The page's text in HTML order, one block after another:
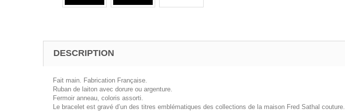
DESCRIPTION
Fait main. Fabrication Française.
Ruban de laiton avec dorure ou argenture.
Fermoir anneau, coloris assorti.
Le bracelet est gravé d’un des titres emblématiques des collections de la maison Fred Sathal couture.